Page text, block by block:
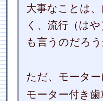
大事なことは
く、流行（は
も言うのだろ
ただ、モータ
モーター付き